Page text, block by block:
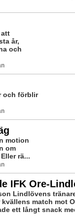
år,
och
och förblir
motion
om
rä...
IFK Ore-
Lindlövens
match mot
ett långt snack